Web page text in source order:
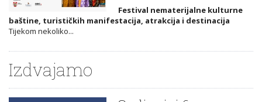
Festival nematerijalne kulturne
baštine, turističkih manifestacija, atrakcija i destinacija
Tijekom nekoliko...
Izdvajamo